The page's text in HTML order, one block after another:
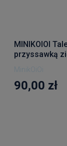
MINIKOIOI
przyssawką
MinikOiOi
90,00 zł